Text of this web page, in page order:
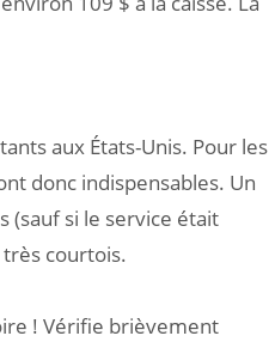
aux États-Unis. Pour les
donc indispensables. Un
(sauf si le service était
courtois.
! Vérifie brièvement